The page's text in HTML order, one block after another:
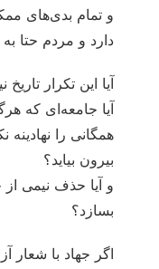
و تمام بدی‌های
دارد و مردم حتا
آیا این تکرار تاریخ
آیا جامعه‌ای که
همگانی را نهادینه
بیرون بیاید؟
و آیا حذف نیمی از
بسازد؟
اگر جهاد با شعار